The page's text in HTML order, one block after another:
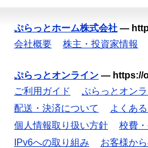
ぷらっとホーム株式会社 —
会社概要
株主・投資家情報
ぷらっとオンライン — https://
ご利用ガイド
ぷらっとオン
配送・決済について
よくあ
個人情報取り扱い方針
校費
IPv6への取り組み
お客様か